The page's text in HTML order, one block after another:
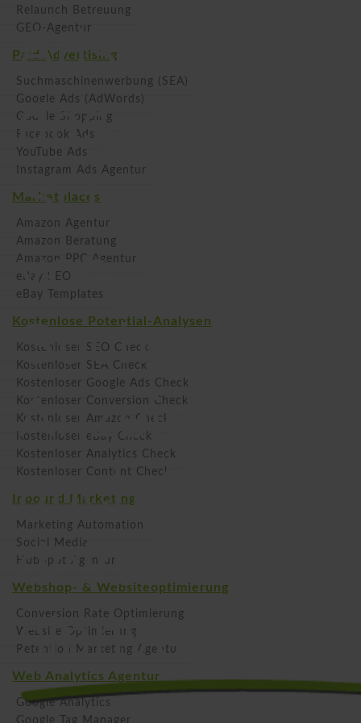
Relaunch Betreuung
GEO-Agentur
Paid Advertising
Suchmaschinenwerbung (SEA)
Google Ads (AdWords)
Google Shopping
Facebook Ads
YouTube Ads
Instagram Ads Agentur
Marketplaces
Amazon Agentur
Amazon Beratung
Amazon PPC Agentur
eBay SEO
eBay Templates
Kostenlose Potential-Analysen
Kostenloser SEO Check
Kostenloser SEA Check
Kostenloser Google Ads Check
Kostenloser Conversion Check
Kostenloser Amazon Check
Kostenloser eBay Check
Kostenloser Analytics Check
Kostenloser Content Check
Inbound Marketing
Marketing Automation
Social Media
HubSpot Agentur
Webshop- & Websiteoptimierung
Conversion Rate Optimierung
Website Optimierung
Retention Marketing Agentur
Web Analytics Agentur
Google Analytics
Google Tag Manager
Ads: Warum
das
Schalten
von
Anzeigen
auch für
deine Marke
sinnvoll ist